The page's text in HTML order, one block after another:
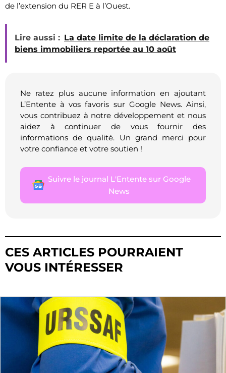
de l’extension du RER E à l’Ouest.
Lire aussi : La date limite de la déclaration de
biens immobiliers reportée au 10 août
Ne ratez plus aucune information en ajoutant
L’Entente à vos favoris sur Google News. Ainsi,
vous contribuez à notre développement et nous
aidez à continuer de vous fournir des
informations de qualité. Un grand merci pour
votre confiance et votre soutien !
Suivre le journal L'Entente sur Google
News
CES ARTICLES POURRAIENT
VOUS INTÉRESSER